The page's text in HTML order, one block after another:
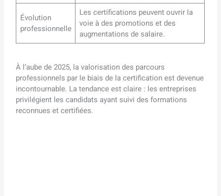
Évolution
professionnelle
Les certifications peuvent ouvrir la
voie à des promotions et des
augmentations de salaire.
À l’aube de 2025, la valorisation des parcours
professionnels par le biais de la certification est devenue
incontournable. La tendance est claire : les entreprises
privilégient les candidats ayant suivi des formations
reconnues et certifiées.